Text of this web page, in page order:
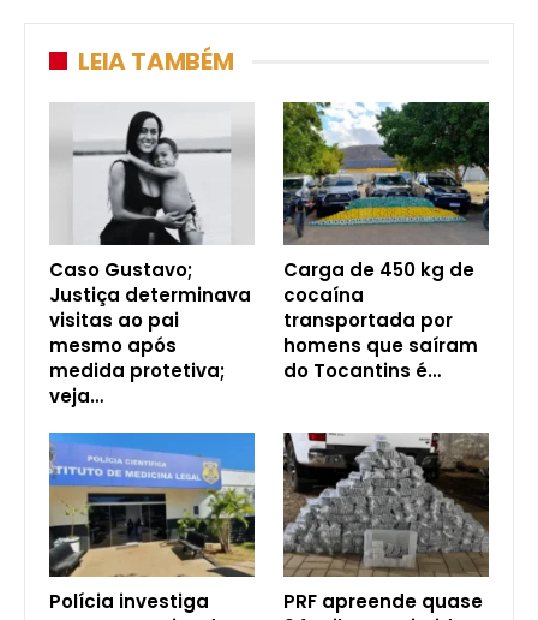
LEIA TAMBÉM
Caso Gustavo;
Justiça determinava
visitas ao pai
mesmo após
medida protetiva;
veja…
Carga de 450 kg de
cocaína
transportada por
homens que saíram
do Tocantins é…
Polícia investiga
PRF apreende quase